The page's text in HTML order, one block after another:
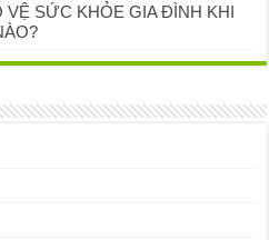
VỆ SỨC KHỎE GIA ĐÌNH KHI